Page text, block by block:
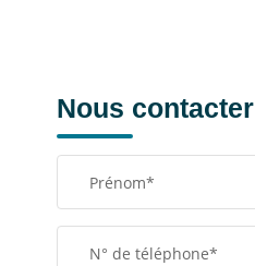
Nous contacter
Prénom*
N° de téléphone*